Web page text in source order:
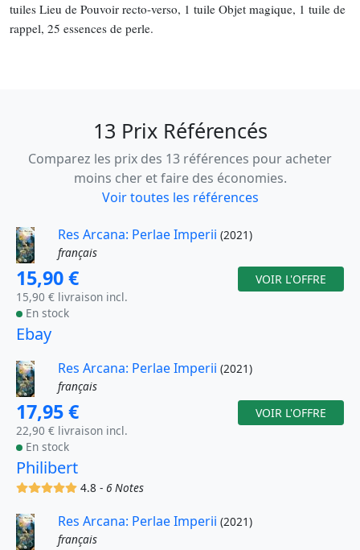
tuiles Lieu de Pouvoir recto-verso, 1 tuile Objet magique, 1 tuile de
rappel, 25 essences de perle.
13 Prix Référencés
Comparez les prix des 13 références pour acheter
moins cher et faire des économies.
Voir toutes les références
Res Arcana: Perlae Imperii (2021)
français
15,90 €
15,90 € livraison incl.
En stock
VOIR L'OFFRE
Ebay
Res Arcana: Perlae Imperii (2021)
français
17,95 €
22,90 € livraison incl.
En stock
VOIR L'OFFRE
Philibert
(x)(x)(x)(x)(x)4.8 - 6 Notes
Res Arcana: Perlae Imperii (2021)
français